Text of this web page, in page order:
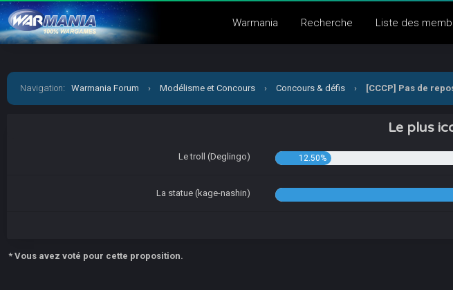
Warmania Recherche Liste des
Navigation: Warmania Forum › Modélisme et Concours › Concours & défis › [CCCP] Pas de
Le plus
Le troll (Deglingo) 12.50%
La statue (kage-nashin)
* Vous avez voté pour cette proposition.